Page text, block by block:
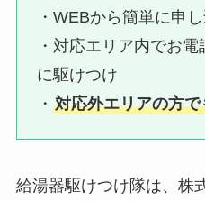
・WEBから簡単に申
・対応エリア内でお
に駆けつけ
・対応外エリアの方
給湯器駆けつけ隊は、株